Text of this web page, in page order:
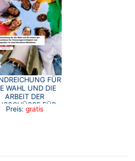
FÜR
WAHL UND DIE
ARBEIT DER
FÜR
Preis: gratis